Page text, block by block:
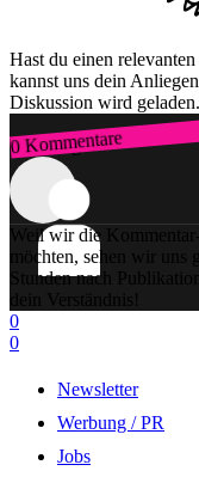
Hast du einen
kannst uns dein
Diskussion wird
0 Kommentare
Zum Login
Weil wir die
möchten, sehen wir
Stunden nach
dein Verständnis!
0
0
Newsletter
Werbung / PR
Jobs